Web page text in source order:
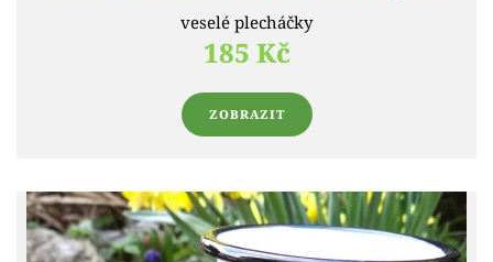
veselé plecháčky
185 Kč
ZOBRAZIT